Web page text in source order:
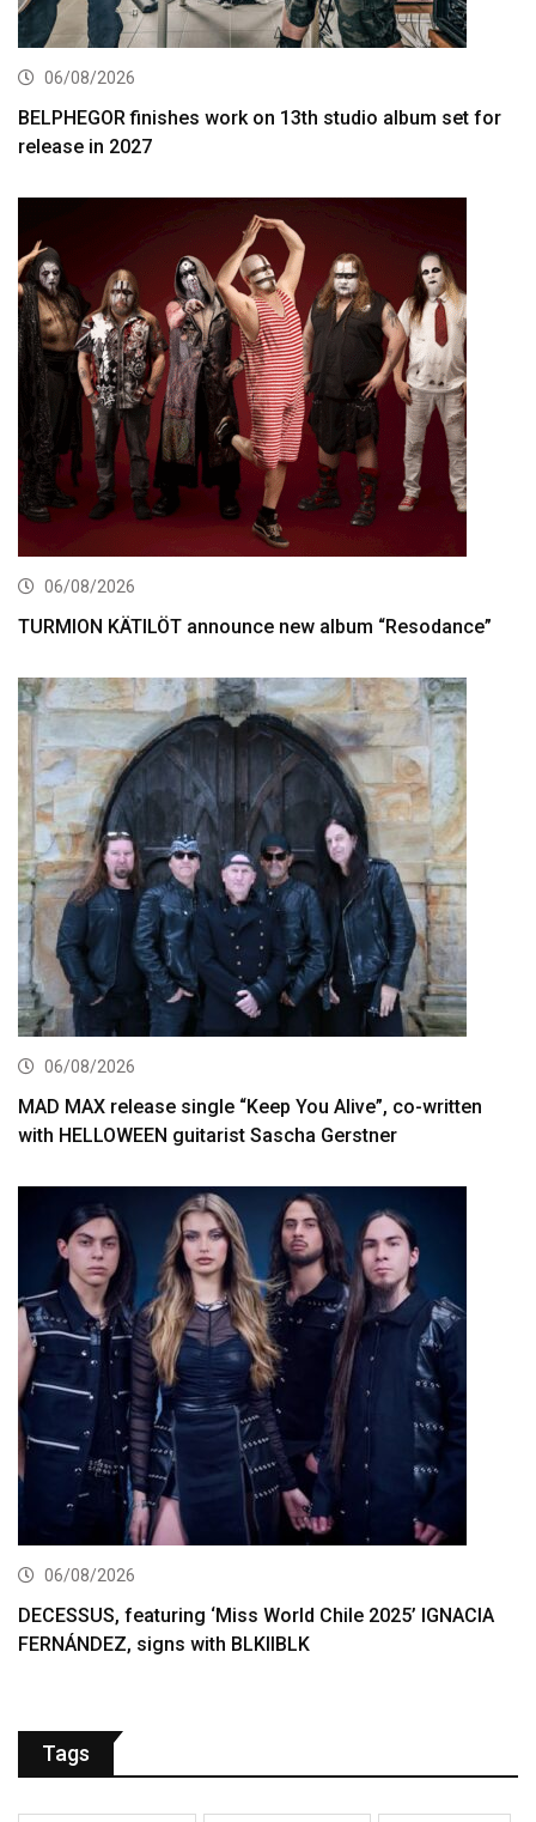
06/08/2026
BELPHEGOR finishes work on 13th studio album set for
release in 2027
06/08/2026
TURMION KÄTILÖT announce new album “Resodance”
06/08/2026
MAD MAX release single “Keep You Alive”, co-written
with HELLOWEEN guitarist Sascha Gerstner
06/08/2026
DECESSUS, featuring ‘Miss World Chile 2025’ IGNACIA
FERNÁNDEZ, signs with BLKIIBLK
Tags